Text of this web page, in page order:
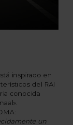
inspirado en
del RAI
conocida
un